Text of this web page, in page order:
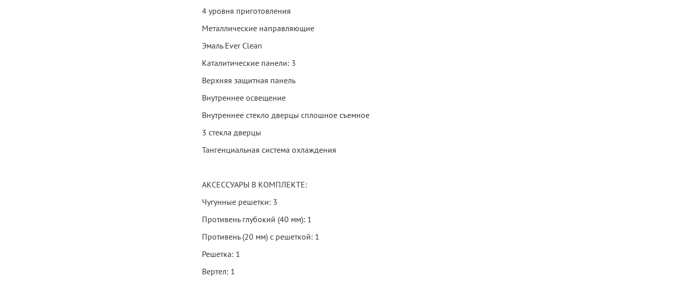
4 уровня приготовления
Металлические направляющие
Эмаль Ever Clean
Каталитические панели: 3
Верхняя защитная панель
Внутреннее освещение
Внутреннее стекло дверцы сплошное съемное
3 стекла дверцы
Тангенциальная система охлаждения
АКСЕССУАРЫ В КОМПЛЕКТЕ:
Чугунные решетки: 3
Противень глубокий (40 мм): 1
Противень (20 мм) с решеткой: 1
Решетка: 1
Вертел: 1